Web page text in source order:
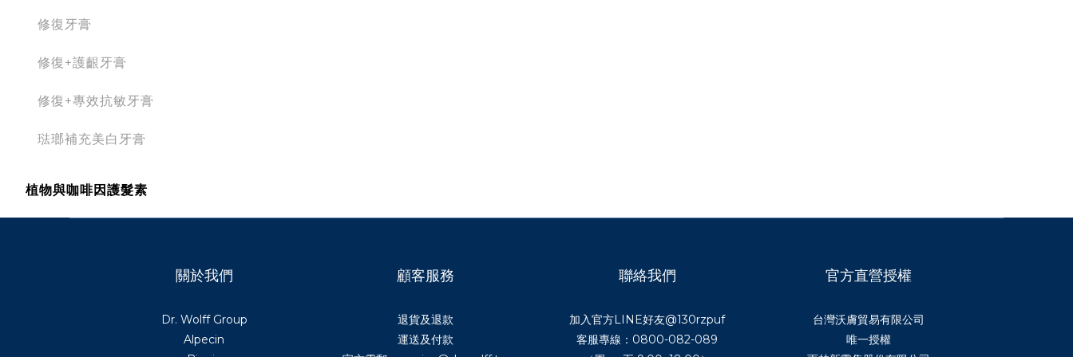
修復牙膏
修復+護齦牙膏
修復+專效抗敏牙膏
琺瑯補充美白牙膏
植物與咖啡因護髮素
關於我們
Dr. Wolff Group
Alpecin
顧客服務
退貨及退款
運送及付款
聯絡我們
加入官方LINE好友@130rzpuf
客服專線：0800-082-089
官方直營授權
台灣沃膚貿易有限公司
唯一授權